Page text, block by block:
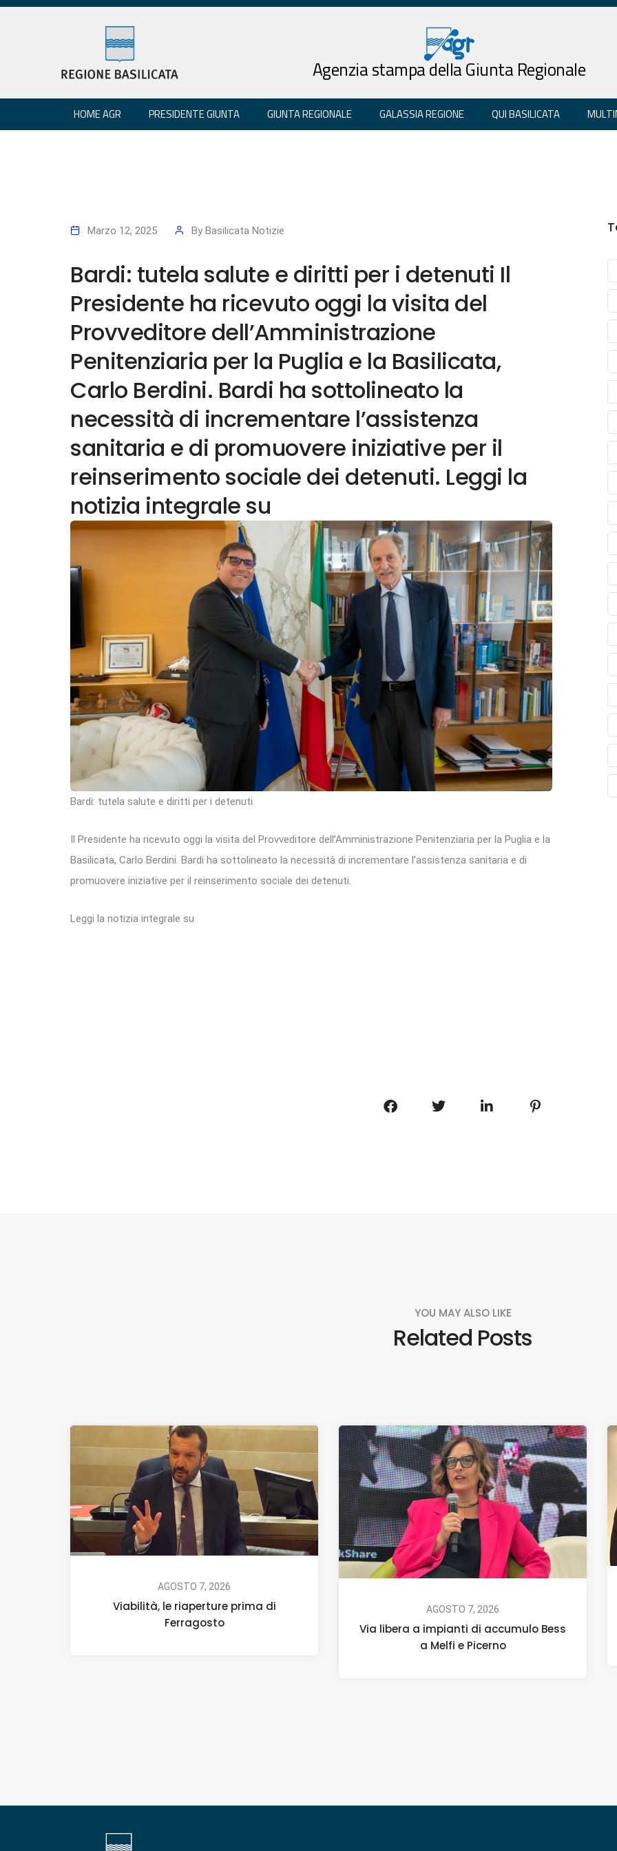
Agenzia stampa della Giunta Regionale
HOME AGR PRESIDENTE GIUNTA GIUNTA REGIONALE GALASSIA REGIONE QUI BASILICATA
Marzo 12, 2025 By Basilicata Notizie
Bardi: tutela salute e diritti per i detenuti Il
Presidente ha ricevuto oggi la visita del
Provveditore dell’Amministrazione
Penitenziaria per la Puglia e la Basilicata,
Carlo Berdini. Bardi ha sottolineato la
necessità di incrementare l’assistenza
sanitaria e di promuovere iniziative per il
reinserimento sociale dei detenuti. Leggi la
notizia integrale su
Bardi: tutela salute e diritti per i detenuti
Il Presidente ha ricevuto oggi la visita del Provveditore dell’Amministrazione Penitenziaria per la Puglia e la
Basilicata, Carlo Berdini. Bardi ha sottolineato la necessità di incrementare l’assistenza sanitaria e di
promuovere iniziative per il reinserimento sociale dei detenuti.
Leggi la notizia integrale su
YOU MAY ALSO LIKE
Related Posts
AGOSTO 7, 2026
Viabilità, le riaperture prima di
Ferragosto
AGOSTO 7, 2026
Via libera a impianti di accumulo Bess
a Melfi e Picerno